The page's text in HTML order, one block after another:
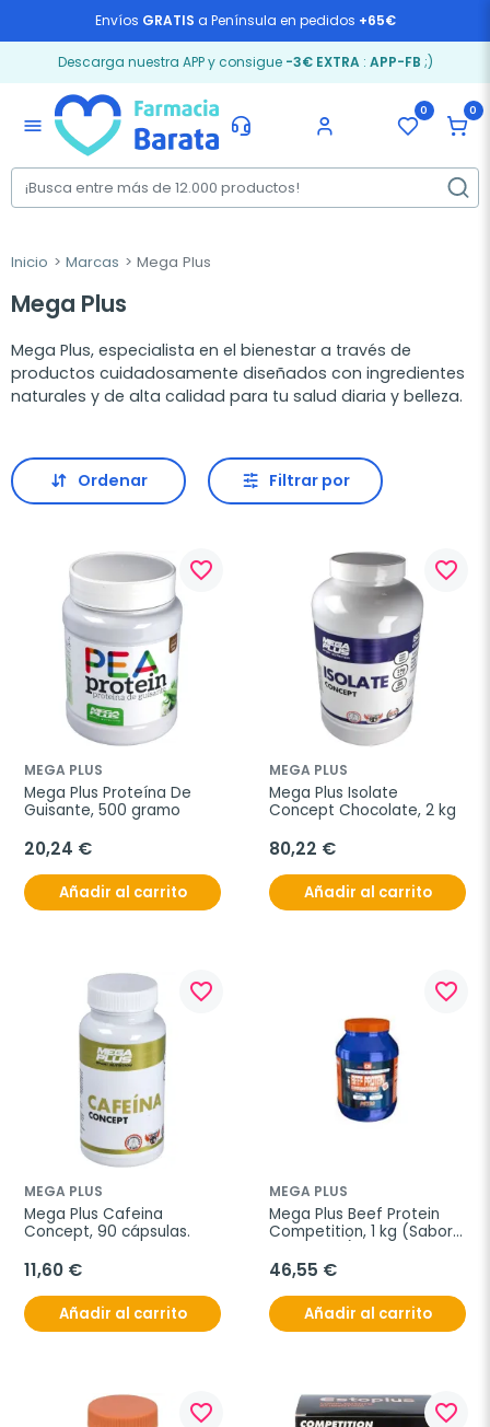
Envíos GRATIS a Península en pedidos +65€
Descarga nuestra APP y consigue -3€ EXTRA: APP-FB ;)
menu
0 0
Inicio Marcas Mega Plus
Mega Plus
Mega Plus, especialista en el bienestar a través de
productos cuidadosamente diseñados con ingredientes
naturales y de alta calidad para tu salud diaria y belleza.
Ordenar Filtrar por
favorite_border
MEGA PLUS
Mega Plus Proteína De
Guisante, 500 gramo
20,24 €
Añadir al carrito
favorite_border
MEGA PLUS
Mega Plus Isolate
Concept Chocolate, 2 kg
80,22 €
Añadir al carrito
favorite_border
MEGA PLUS
Mega Plus Cafeina
Concept, 90 cápsulas.
11,60 €
Añadir al carrito
favorite_border
MEGA PLUS
Mega Plus Beef Protein
Competition, 1 kg (Sabor
46,55 €
Añadir al carrito
favorite_border favorite_border